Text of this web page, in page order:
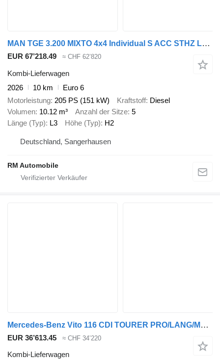
MAN TGE 3.200 MIXTO 4x4 Individual S ACC STHZ L3H2
EUR 67’218.49 ≈ CHF 62’820
Kombi-Lieferwagen
2026
10 km
Euro 6
Motorleistung 205 PS (151 kW) Kraftstoff Diesel
Volumen 10.12 m³ Anzahl der Sitze 5
Länge (Typ) L3 Höhe (Typ) H2
Deutschland, Sangerhausen
RM Automobile
Mercedes-Benz Vito 116 CDI TOURER PRO/LANG/MBUX/NAVI/ELEKT.TÜR
EUR 36’613.45 ≈ CHF 34’220
Kombi-Lieferwagen